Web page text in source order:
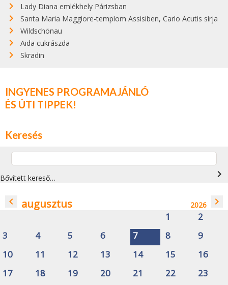
Lady Diana emlékhely Párizsban
Santa Maria Maggiore-templom Assisiben, Carlo Acutis sírja
Wildschönau
Aida cukrászda
Skradin
INGYENES PROGRAMAJÁNLÓ
ÉS ÚTI TIPPEK!
Keresés
Bővített kereső… navigate_next
navigate_before augusztus 2026 navigate_next
1
2
3
4 5 6 7 8
9
10
11 12 13 14 15
16
17
18 19 20 21 22
23